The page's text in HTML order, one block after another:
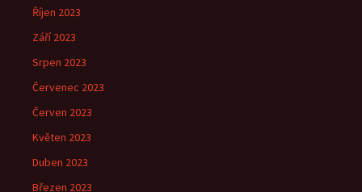
Říjen 2023
Září 2023
Srpen 2023
Červenec 2023
Červen 2023
Květen 2023
Duben 2023
Březen 2023